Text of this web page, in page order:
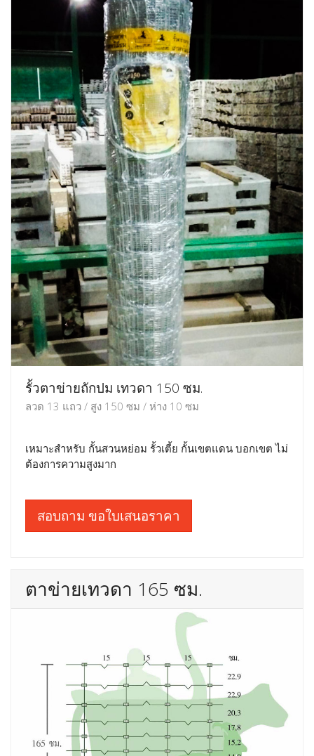
รั้วตาข่ายถักปม เทวดา 150 ซม.
ลวด 13 แถว / สูง 150 ซม / ห่าง 10 ซม
เหมาะสำหรับ กั้นสวนหย่อม รั้วเตี้ย กั้นเขตแดน บอกเขต ไม่
ต้องการความสูงมาก
สอบถาม ขอใบเสนอราคา
ตาข่ายเทวดา 165 ซม.